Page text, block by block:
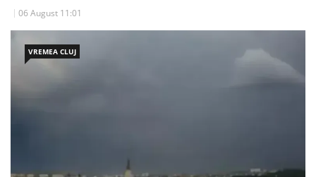
06 August 11:01
VREMEA CLUJ